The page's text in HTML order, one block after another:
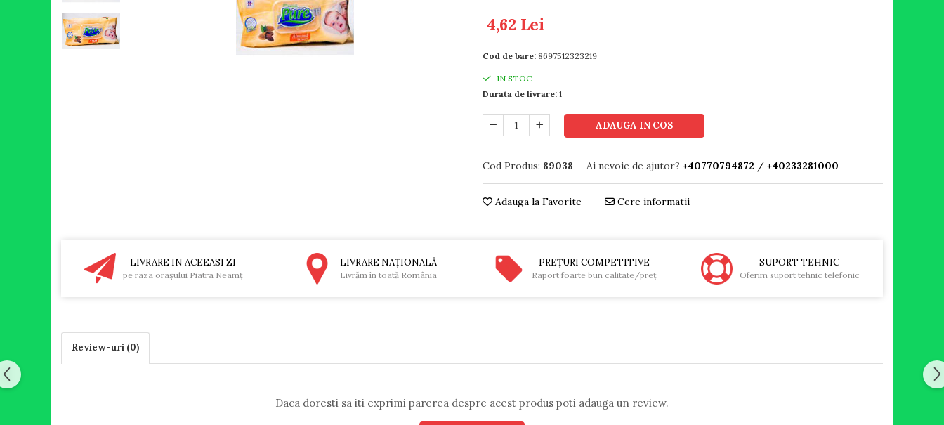
4,62 Lei
Cod de bare: 8697512323219
IN STOC
Durata de livrare: 1
ADAUGA IN COS
Cod Produs: 89038 Ai nevoie de ajutor? +40770794872 / +40233281000
Adauga la Favorite Cere informatii
LIVRARE IN ACEEASI ZI
pe raza oraşului Piatra Neamţ
LIVRARE NAŢIONALĂ
Livrăm în toată România
PREŢURI COMPETITIVE
Raport foarte bun calitate/preţ
SUPORT TEHNIC
Oferim suport tehnic telefonic
Review-uri (0)
Daca doresti sa iti exprimi parerea despre acest produs poti adauga un review.